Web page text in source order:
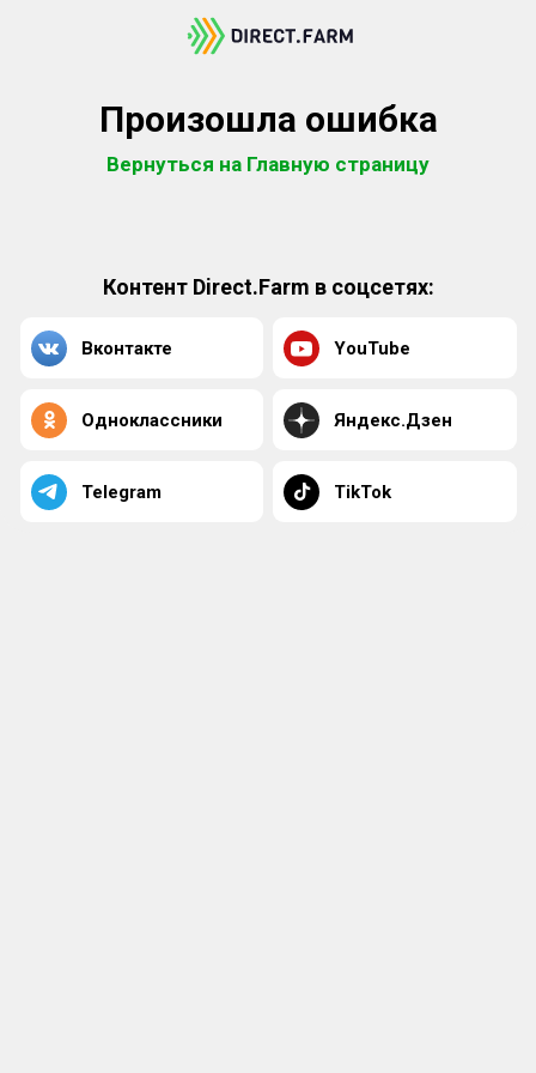
Произошла ошибка
Вернуться на Главную страницу
Контент Direct.Farm в соцсетях:
Вконтакте YouTube
Одноклассники Яндекс.Дзен
Telegram TikTok